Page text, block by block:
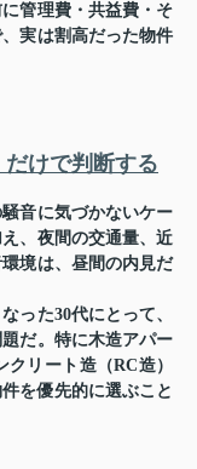
管理費・共益費・そ
実は割高だった物件
けで判断する
音に気づかないケー
、夜間の交通量、近
境は、昼間の内見だ
った30代にとって、
だ。特に木造アパー
リート造（RC造）
を優先的に選ぶこと